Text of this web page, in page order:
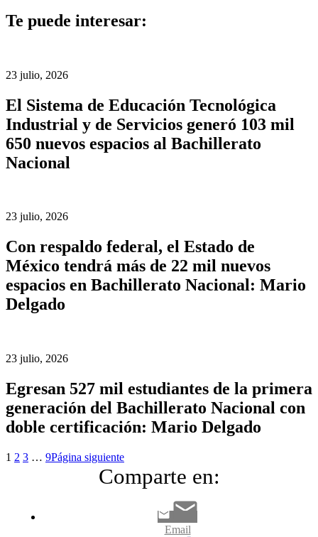
Te puede interesar:
23 julio, 2026
El Sistema de Educación Tecnológica
Industrial y de Servicios generó 103 mil
650 nuevos espacios al Bachillerato
Nacional
23 julio, 2026
Con respaldo federal, el Estado de
México tendrá más de 22 mil nuevos
espacios en Bachillerato Nacional: Mario
Delgado
23 julio, 2026
Egresan 527 mil estudiantes de la primera
generación del Bachillerato Nacional con
doble certificación: Mario Delgado
1 2 3 … 9Página siguiente
Comparte en:
Email